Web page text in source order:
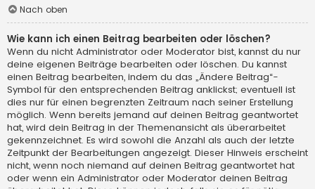
Nach oben
Wie kann ich einen Beitrag bearbeiten oder löschen?
Wenn du nicht Administrator oder Moderator bist, kannst du nur
deine eigenen Beiträge bearbeiten oder löschen. Du kannst
einen Beitrag bearbeiten, indem du das „Ändere Beitrag“-
Symbol für den entsprechenden Beitrag anklickst; eventuell ist
dies nur für einen begrenzten Zeitraum nach seiner Erstellung
möglich. Wenn bereits jemand auf deinen Beitrag geantwortet
hat, wird dein Beitrag in der Themenansicht als überarbeitet
gekennzeichnet. Es wird sowohl die Anzahl als auch der letzte
Zeitpunkt der Bearbeitungen angezeigt. Dieser Hinweis erscheint
nicht, wenn noch niemand auf deinen Beitrag geantwortet hat
oder wenn ein Administrator oder Moderator deinen Beitrag